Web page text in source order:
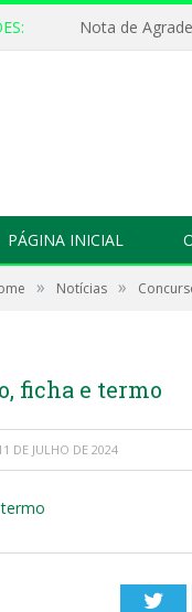
Nota de
PÁGINA INICIAL
» Notícias »
ficha e termo
DE JULHO DE 2024